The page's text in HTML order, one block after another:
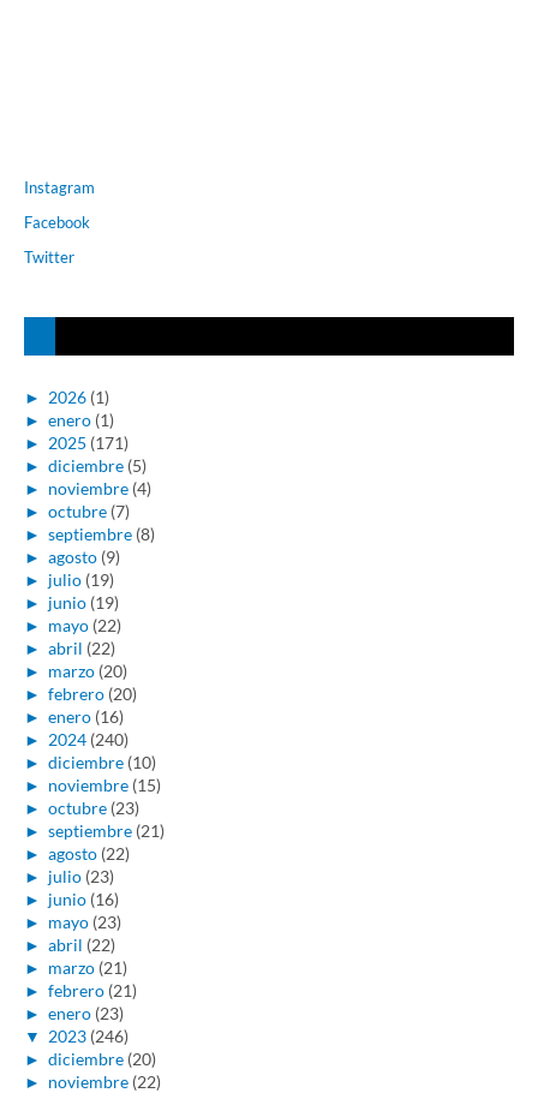
Instagram
Facebook
Twitter
► 2026 (1)
► enero (1)
► 2025 (171)
► diciembre (5)
► noviembre (4)
► octubre (7)
► septiembre (8)
► agosto (9)
► julio (19)
► junio (19)
► mayo (22)
► abril (22)
► marzo (20)
► febrero (20)
► enero (16)
► 2024 (240)
► diciembre (10)
► noviembre (15)
► octubre (23)
► septiembre (21)
► agosto (22)
► julio (23)
► junio (16)
► mayo (23)
► abril (22)
► marzo (21)
► febrero (21)
► enero (23)
▼ 2023 (246)
► diciembre (20)
► noviembre (22)